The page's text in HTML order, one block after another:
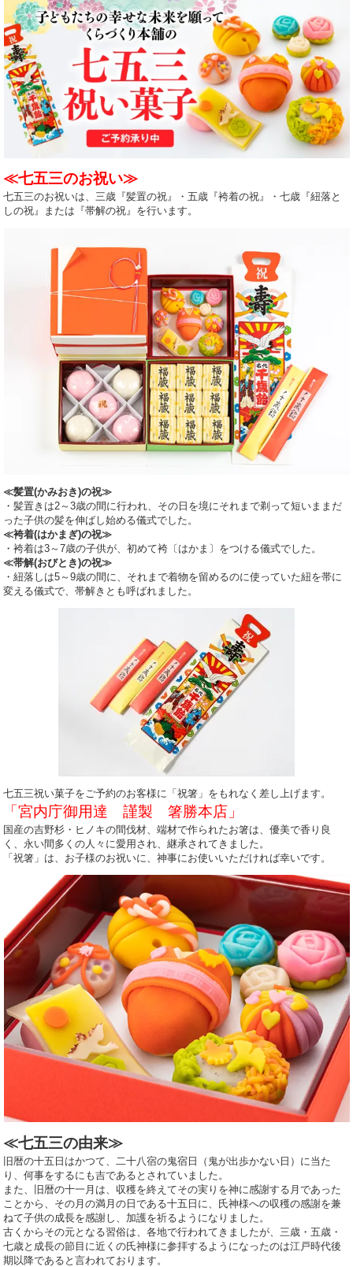
≪七五三のお祝い≫
七五三のお祝いは、三歳『髪置の祝』・五歳『袴着の祝』・七歳『紐落と
しの祝』または『帯解の祝』を行います。
≪髪置(かみおき)の祝≫
・髪置きは2～3歳の間に行われ、その日を境にそれまで剃って短いままだ
った子供の髪を伸ばし始める儀式でした。
≪袴着(はかまぎ)の祝≫
・袴着は3～7歳の子供が、初めて袴〔はかま〕をつける儀式でした。
≪帯解(おびとき)の祝≫
・紐落しは5～9歳の間に、それまで着物を留めるのに使っていた紐を帯に
変える儀式で、帯解きとも呼ばれました。
七五三祝い菓子をご予約のお客様に「祝箸」をもれなく差し上げます。
「宮内庁御用達 謹製 箸勝本店」
国産の吉野杉・ヒノキの間伐材、端材で作られたお箸は、優美で香り良
く、永い間多くの人々に愛用され、継承されてきました。
「祝箸」は、お子様のお祝いに、神事にお使いいただければ幸いです。
≪七五三の由来≫
旧暦の十五日はかつて、二十八宿の鬼宿日（鬼が出歩かない日）に当た
り、何事をするにも吉であるとされていました。
また、旧暦の十一月は、収穫を終えてその実りを神に感謝する月であった
ことから、その月の満月の日である十五日に、氏神様への収穫の感謝を兼
ねて子供の成長を感謝し、加護を祈るようになりました。
古くからその元となる習俗は、各地で行われてきましたが、三歳・五歳・
七歳と成長の節目に近くの氏神様に参拝するようになったのは江戸時代後
期以降であると言われております。